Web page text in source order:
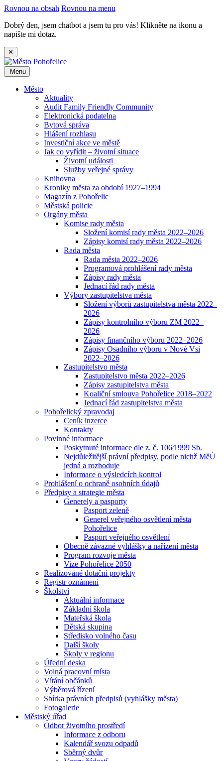
Rovnou na obsah Rovnou na menu
Dobrý den, jsem chatbot a jsem tu pro vás! Klikněte na ikonu a
napište mi dotaz.
✕
Menu
Město
Aktuality
Audit Family Friendly Community
Elektronická podatelna
Bytová správa
Hlášení rozhlasu
Investiční akce ve městě
Jak co vyřídit – životní situace
Životní události
Služby veřejné správy
Knihovna
Kroniky města za období 1927–1994
Magazín z Pohořelic
Městská policie
Orgány města
Komise rady města
Složení komisí rady města 2022–2026
Zápisy komisí rady města 2022–2026
Rada města
Rada města 2022–2026
Programová prohlášení rady města
Zápisy rady města
Jednací řád rady města
Výbory zastupitelstva města
Složení výborů zastupitelstva města 2022–
2026
Zápisy kontrolního výboru ZM 2022–
2026
Zápisy finančního výboru 2022–2026
Zápisy Osadního výboru v Nové Vsi
2022–2026
Zastupitelstvo města
Zastupitelstvo města 2022–2026
Zápisy zastupitelstva města
Koaliční smlouva Pohořelice 2018–2022
Jednací řád zastupitelstva města
Pohořelický zpravodaj
Ceník inzerce
Kontakty
Povinné informace
Poskytnuté informace dle z. č. 106⁄1999 Sb.
Nejdůležitější právní předpisy, podle nichž MěÚ
jedná a rozhoduje
Informace o výsledcích kontrol
Prohlášení o ochraně osobních údajů
Předpisy a strategie města
Generely a pasporty
Pasport zeleně
Generel veřejného osvětlení města
Pohořelice
Pasport veřejného osvětlení
Obecně závazné vyhlášky a nařízení města
Program rozvoje města
Vize Pohořelice 2050
Realizované dotační projekty
Registr oznámení
Školství
Aktuální informace
Základní škola
Mateřská škola
Dětská skupina
Středisko volného času
Další školy
Školy v regionu
Úřední deska
Volná pracovní místa
Vítání občánků
Výběrová řízení
Sbírka právních předpisů (vyhlášky města)
Fotogalerie
Městský úřad
Odbor životního prostředí
Informace z odboru
Kalendář svozu odpadů
Sběrný dvůr